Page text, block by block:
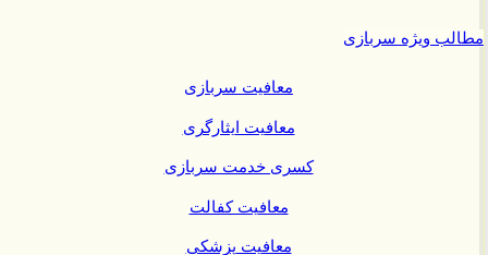
ویژه سربازی
معافیت سربازی
معافیت ایثارگری
کسری خدمت سربازی
معافیت کفالت
معافیت پزشکی